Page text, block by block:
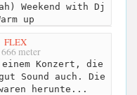
Weekend with Dj
up
FLEX
666 meter
Konzert, die
Sound auch. Die
herunte...